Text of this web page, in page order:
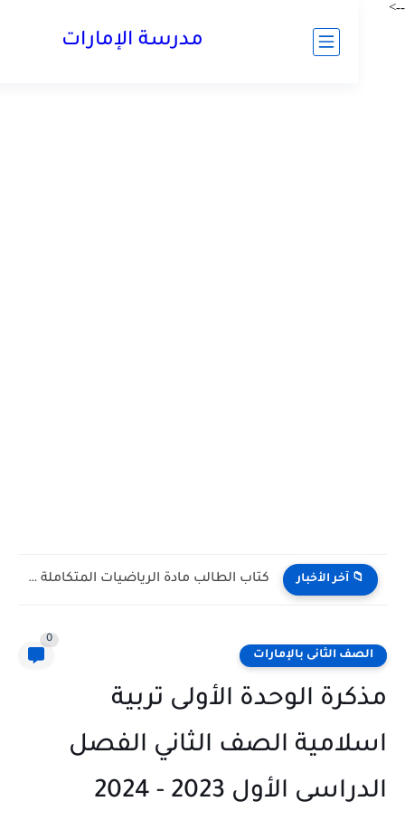
مدرسة الإمارات
آخر الأخبار كتاب الطالب مادة الرياضيات المتكاملة الصف التاسع Bridge متقدم الفصل...
الثانى بالإمارات
الوحدة الأولى تربية
الصف الثاني الفصل
الأول 2023 - 2024